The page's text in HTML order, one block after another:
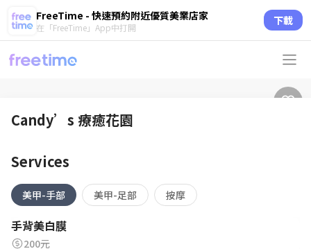
FreeTime - 快速預約附近優質美業店家
在「FreeTime」App中打開 下載
Candy’s 療癒花園
Services
美甲-手部 美甲-足部 按摩
手背美白膜
200元